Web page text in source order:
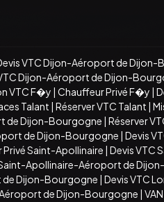
VTC Dijon-Aéroport de Dijon-
Dijon-Aéroport de Dijon-
VTC F�y | Chauffeur Privé F�y |
Talant | Réserver VTC Talant |
de Dijon-Bourgogne | Réserver
de Dijon-Bourgogne | Devis
Saint-Apollinaire | Devis VTC
Apollinaire-Aéroport de
Dijon-Bourgogne | Devis VTC
de Dijon-Bourgogne |